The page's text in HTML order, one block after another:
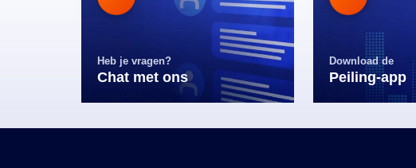
Heb je vragen?
Chat met ons
Download de
Peiling-app